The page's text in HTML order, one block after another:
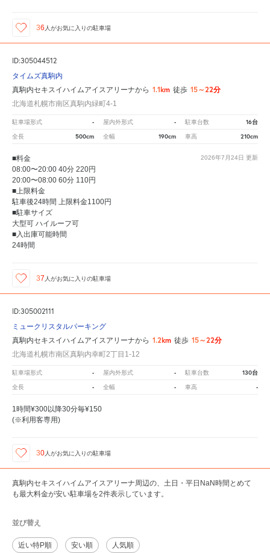
36 人がお気に入りの駐車場
ID:305044512
タイムズ真駒内
真駒内セキスイハイムアイスアリーナから 1.1km 徒歩 15～22分
北海道札幌市南区真駒内緑町4-1
駐車場形式 - 屋内外形式 - 駐車台数 16台
全長 500cm 全幅 190cm 車高 210cm
2026年7月24日 更新
■料金
08:00〜20:00 40分 220円
20:00〜08:00 60分 110円
■上限料金
駐車後24時間 上限料金1100円
■駐車サイズ
大型可 ハイルーフ可
■入出庫可能時間
24時間
37 人がお気に入りの駐車場
ID:305002111
ミュークリスタルパーキング
真駒内セキスイハイムアイスアリーナから 1.2km 徒歩 15～22分
北海道札幌市南区真駒内幸町2丁目1-12
駐車場形式 - 屋内外形式 - 駐車台数 130台
全長 - 全幅 - 車高 -
1時間¥300以降30分毎¥150
(※利用客専用)
30人がお気に入りの駐車場
真駒内セキスイハイムアイスアリーナ周辺の、土日・平日NaN時間とめて
も最大料金が安い駐車場を2件表示しています。
並び替え
近い特P順 安い順 人気順